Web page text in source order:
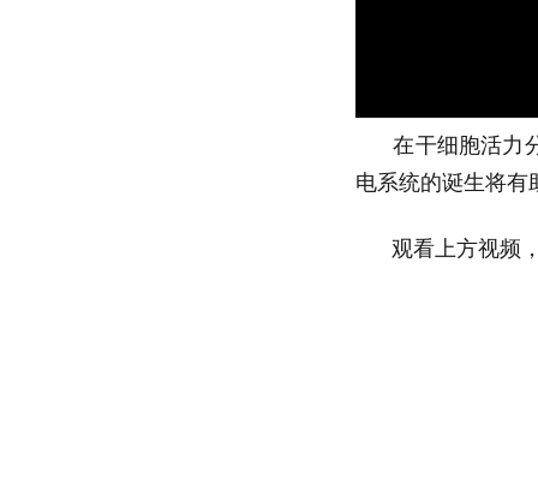
在干细胞活力分
电系统的诞生将有
观看上方视频